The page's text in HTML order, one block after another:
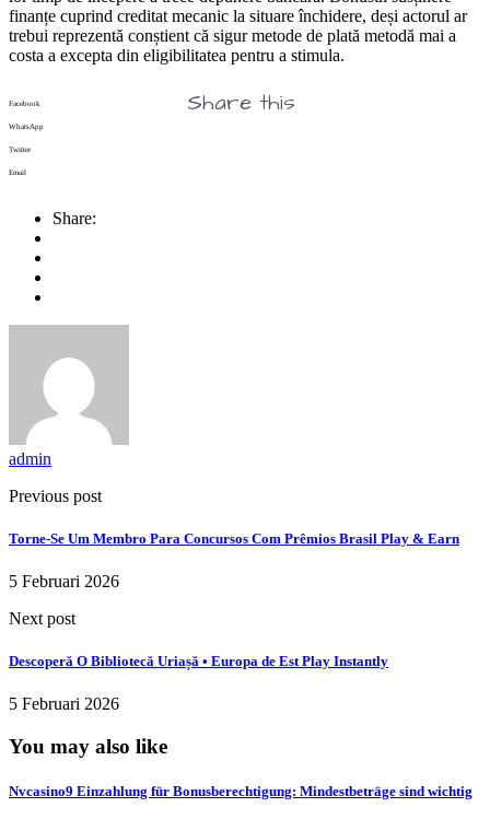
finanțe cuprind creditat mecanic la situare închidere, deși actorul ar
trebui reprezentă conștient că sigur metode de plată metodă mai a
costa a excepta din eligibilitatea pentru a stimula.
Share this
Facebook
WhatsApp
Twitter
Email
Share:
admin
Previous post
Torne-Se Um Membro Para Concursos Com Prêmios Brasil Play & Earn
5 Februari 2026
Next post
Descoperă O Bibliotecă Uriașă • Europa de Est Play Instantly
5 Februari 2026
You may also like
Nvcasino9 Einzahlung für Bonusberechtigung: Mindestbeträge sind wichtig